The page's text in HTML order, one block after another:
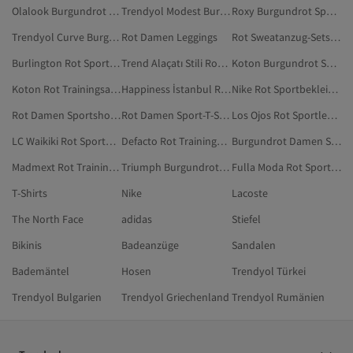
Olalook Burgundrot Sportbekleidung
Trendyol Modest Burgundrot Sportbekleidung
Roxy Burgundrot Sportbekleidung
Trendyol Curve Burgundrot Sportbekleidung Rot Damen Leggings
Rot Sweatanzug-Sets In Übergröße
Burlington Rot Sportbekleidung
Trend Alaçatı Stili Rot Trainingsanzüge
Koton Burgundrot Sportbekleidung
Koton Rot Trainingsanzüge
Happiness İstanbul Rot Jogginghosen
Nike Rot Sportbekleidung
Rot Damen Sportshorts
Rot Damen Sport-T-Shirts
Los Ojos Rot Sportleggings
LC Waikiki Rot Sportbekleidung
Defacto Rot Trainingsanzüge
Burgundrot Damen Sportbekleidung
Madmext Rot Trainingsanzug-Sets
Triumph Burgundrot Sportbekleidung
Fulla Moda Rot Sportbekleidung
T-Shirts
Nike
Lacoste
The North Face
adidas
Stiefel
Bikinis
Badeanzüge
Sandalen
Bademäntel
Hosen
Trendyol Türkei
Trendyol Bulgarien
Trendyol Griechenland Trendyol Rumänien